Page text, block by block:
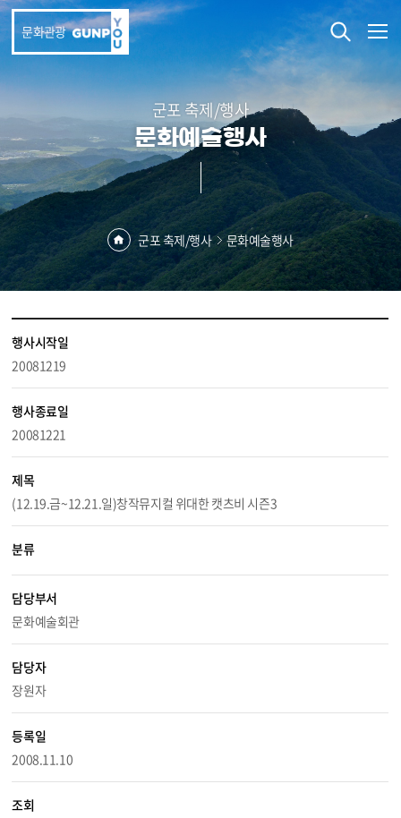
본문 바로가기
문화관광
군포 축제/행사
문화예술행사
군포 축제/행사 문화예술행사
행사시작일
20081219
행사종료일
20081221
제목
(12.19.금~12.21.일)창작뮤지컬 위대한 캣츠비 시즌3
분류
담당부서
문화예술회관
담당자
장원자
등록일
2008.11.10
조회